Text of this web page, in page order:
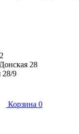
28
28/9
Корзина 0